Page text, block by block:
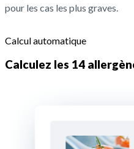
pour les cas les plus graves.
Calcul automatique
Calculez les 14